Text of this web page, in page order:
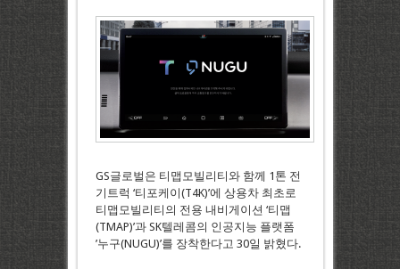
GS글로벌은 티맵모빌리티와 함께 1톤 전
기트럭 ‘티포케이(T4K)’에 상용차 최초로
티맵모빌리티의 전용 내비게이션 ‘티맵
(TMAP)’과 SK텔레콤의 인공지능 플랫폼
’누구(NUGU)’를 장착한다고 30일 밝혔다.